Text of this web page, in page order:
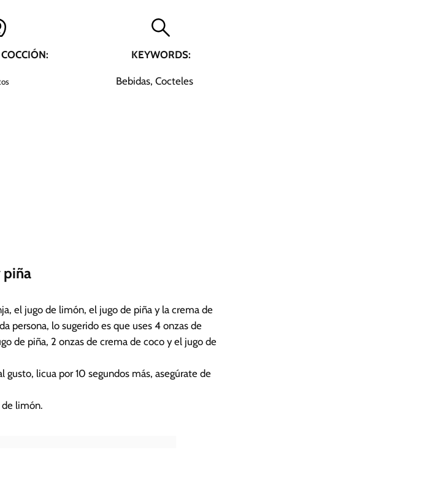
KEYWORDS:
Bebidas, Cocteles
piña
el jugo de limón, el jugo de piña y la crema de
persona, lo sugerido es que uses 4 onzas de
de piña, 2 onzas de crema de coco y el jugo de
gusto, licua por 10 segundos más, asegúrate de
de limón.